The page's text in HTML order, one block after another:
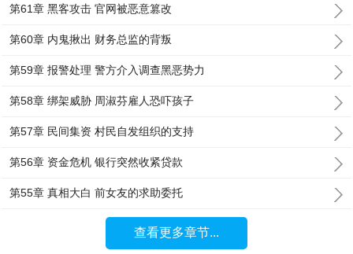
第61章 黑客攻击 官网被恶意篡改
第60章 内鬼揪出 财务总监的背叛
第59章 报警处理 警方介入调查黑恶势力
第58章 绑架威胁 周淑芬雇人恐吓孩子
第57章 民间集资 村民自发组织的支持
第56章 资金危机 银行突然收紧贷款
第55章 真相大白 前女友的求助委托
查看更多章节...